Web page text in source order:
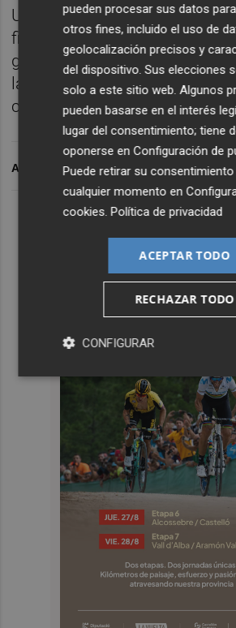
Unión Europea a dar un giro a
fitosanitaria, y reclama
garantistas, como el
la fruta que llegue de fuera
comunitarias.
ARCHIVADO EN
pueden procesar sus datos
otros fines, incluido el uso de
geolocalización precisos y
del dispositivo. Sus elecciones
solo a este sitio web. Algunos
pueden basarse en el interés
lugar del consentimiento; tiene
oponerse enConfiguración de
Puede retirar su consentimiento
cualquier momento en
cookies.Política de privacidad
ACEPTAR TODO
RECHAZAR TODO
CONFIGURAR